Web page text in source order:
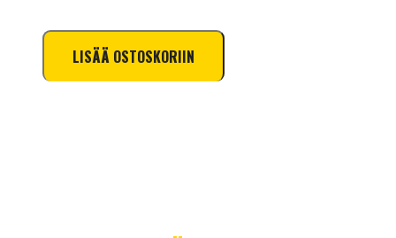
WM
Finaalireissu
perjantaina:
LISÄÄ OSTOSKORIIN